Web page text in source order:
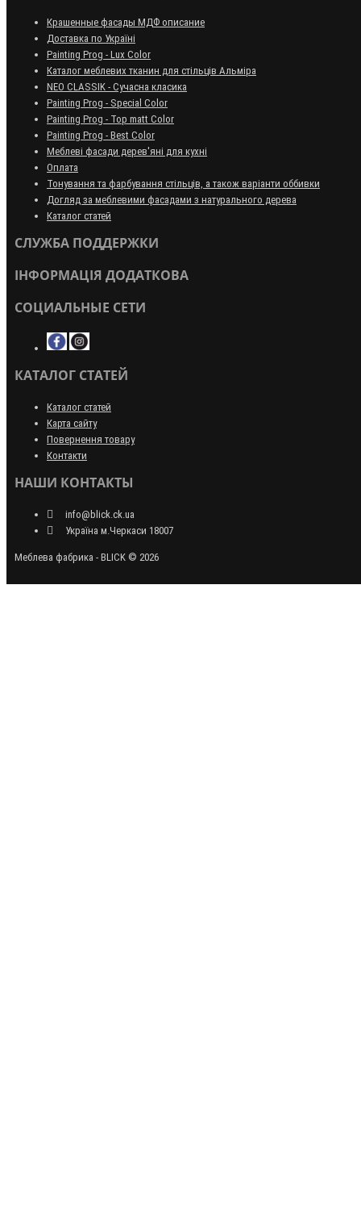
Крашенные фасады МДФ описание
Доставка по Україні
Painting Prog - Lux Color
Каталог меблевих тканин для стільців Альміра
NEO CLASSIK - Сучасна класика
Painting Prog - Special Color
Painting Prog - Top matt Color
Painting Prog - Best Color
Меблеві фасади дерев'яні для кухні
Оплата
Тонування та фарбування стільців, а також варіанти оббивки
Догляд за меблевими фасадами з натурального дерева
Каталог статей
СЛУЖБА ПОДДЕРЖКИ
ІНФОРМАЦІЯ ДОДАТКОВА
СОЦИАЛЬНЫЕ СЕТИ
КАТАЛОГ СТАТЕЙ
Каталог статей
Карта сайту
Повернення товару
Контакти
НАШИ КОНТАКТЫ
info@blick.ck.ua
Україна м.Черкаси 18007
Меблева фабрика - BLICK © 2026